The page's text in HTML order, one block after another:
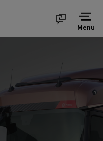
Menu